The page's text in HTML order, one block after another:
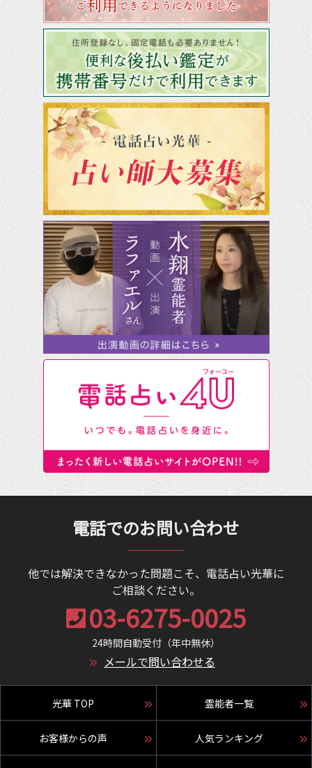
電話でのお問い合わせ
他では解決できなかった問題こそ、電話占い光華に
ご相談ください。
03-6275-0025
24時間自動受付（年中無休）
メールで問い合わせる
光華 TOP 霊能者一覧
お客様からの声 人気ランキング